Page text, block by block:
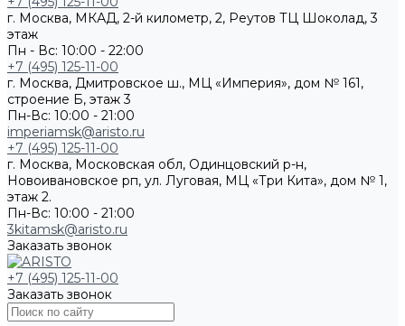
г. Москва, МКАД, 2-й километр, 2, Реутов ТЦ Шоколад, 3
этаж
Пн - Вс: 10:00 - 22:00
+7 (495) 125-11-00
г. Москва, Дмитровское ш., МЦ «Империя», дом № 161,
строение Б, этаж 3
Пн-Вс: 10:00 - 21:00
imperiamsk@aristo.ru
+7 (495) 125-11-00
г. Москва, Московская обл, Одинцовский р-н,
Новоивановское рп, ул. Луговая, МЦ «Три Кита», дом № 1,
этаж 2.
Пн-Вс: 10:00 - 21:00
3kitamsk@aristo.ru
Заказать звонок
+7 (495) 125-11-00
Заказать звонок